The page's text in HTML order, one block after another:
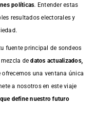
políticas. Entender estas
resultados electorales y
fuente principal de sondeos
mezcla dedatos actualizados,
ofrecemos una ventana única
a nosotros en este viaje
define nuestro futuro